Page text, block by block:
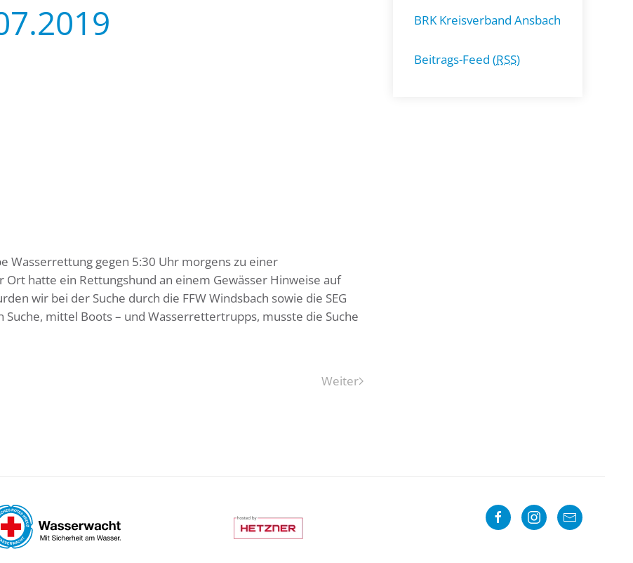
Wasserrettung gegen 5:30 Uhr morgens zu einer
hatte ein Rettungshund an einem Gewässer Hinweise auf
wir bei der Suche durch die FFW Windsbach sowie die SEG
mittel Boots – und Wasserrettertrupps, musste die Suche
Weiter
BRK Kreisverband Ansbach
Beitrags-Feed (RSS)